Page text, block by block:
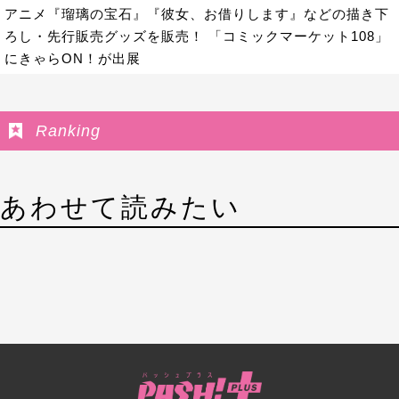
アニメ『瑠璃の宝石』『彼女、お借りします』などの描き下
ろし・先行販売グッズを販売！ 「コミックマーケット108」
にきゃらON！が出展
Ranking
あわせて読みたい